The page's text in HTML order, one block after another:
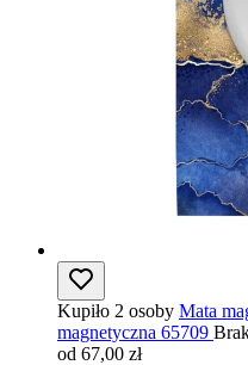
Kupiło 2 osoby Mata
magnetyczna 65709
od 67,00 zł